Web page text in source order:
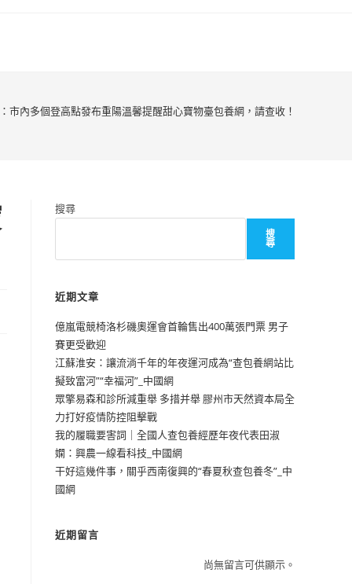
市內多個登高點發布重陽溫馨提醒甜心寶物臺包養網，請查收！
搜尋
搜
尋
近期文章
億嵐電競椅洛杉磯奧運會首輪售出400萬張門票 男子
賽更受歡迎
江蘇淮安：讓流淌千年的年夜運河成為“查包養網站比
擬致富河”“幸福河”_中國網
眾擎易森和診所減重舉 多措并舉 膠州市天然資本局全
力打好疫情防控阻擊戰
我的履職要害詞｜全國人查包養經歷年夜代表田淑
嫻：興農一線看科技_中國網
干好這幾件事，關乎西南復興的“春夏秋查包養冬”_中
國網
近期留言
尚無留言可供顯示。